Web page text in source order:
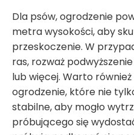
Dla psów, ogrodzenie
metra wysokości, aby
przeskoczenie. W
ras, rozważ
lub więcej. Warto
ogrodzenie, które nie
stabilne, aby mogło
próbującego się